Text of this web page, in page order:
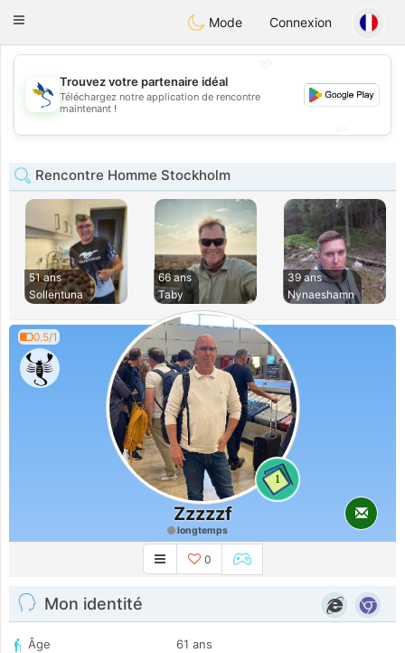
SvenskaDating
Toggle
Mode Connexion
💖
💕
Trouvez votre partenaire idéal
Téléchargez notre application de rencontre
maintenant !
Rencontre Homme Stockholm
51 ans
Sollentuna
66 ans
Taby
39 ans
Nynaeshamn
0.5/1
1
Zzzzzf
longtemps
0
Mon identité
Âge
61 ans